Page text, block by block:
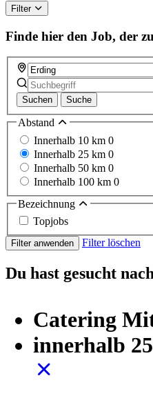
Filter
Finde hier den Job, der
Suchen Suche
Abstand
Innerhalb 10 km 0
Innerhalb 25 km 0
Innerhalb 50 km 0
Innerhalb 100 km 0
Bezeichnung
Topjobs
Filter anwenden Filter löschen
Du hast gesucht
Catering
innerhalb